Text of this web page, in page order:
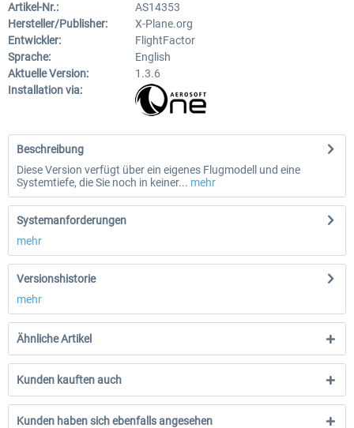
Artikel-Nr.:
AS14353
Hersteller/Publisher:
X-Plane.org
Entwickler:
FlightFactor
Sprache:
English
Aktuelle Version:
1.3.6
Installation via:
Beschreibung
Diese Version verfügt über ein eigenes Flugmodell und eine
Systemtiefe, die Sie noch in keiner... mehr
Systemanforderungen
mehr
Versionshistorie
mehr
Ähnliche Artikel
Kunden kauften auch
Kunden haben sich ebenfalls angesehen